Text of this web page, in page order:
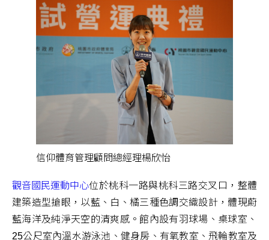
信仰體育管理顧問總經理楊欣怡
觀音國民運動中心位於桃科一路與桃科三路交叉口，整體
建築造型搶眼，以藍、白、橘三種色調交織設計，體現蔚
藍海洋及純淨天空的清爽感。館內設有羽球場、桌球室、
25公尺室內溫水游泳池、健身房、有氧教室、飛輪教室及